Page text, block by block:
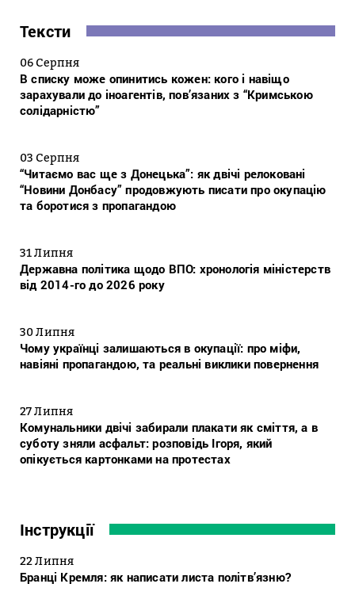
Тексти
06 Серпня
В списку може опинитись кожен: кого і навіщо
зарахували до іноагентів, пов’язаних з “Кримською
солідарністю”
03 Серпня
“Читаємо вас ще з Донецька”: як двічі релоковані
“Новини Донбасу” продовжують писати про окупацію
та боротися з пропагандою
31 Липня
Державна політика щодо ВПО: хронологія міністерств
від 2014-го до 2026 року
30 Липня
Чому українці залишаються в окупації: про міфи,
навіяні пропагандою, та реальні виклики повернення
27 Липня
Комунальники двічі забирали плакати як сміття, а в
суботу зняли асфальт: розповідь Ігоря, який
опікується картонками на протестах
Інструкції
22 Липня
Бранці Кремля: як написати листа політв’язню?